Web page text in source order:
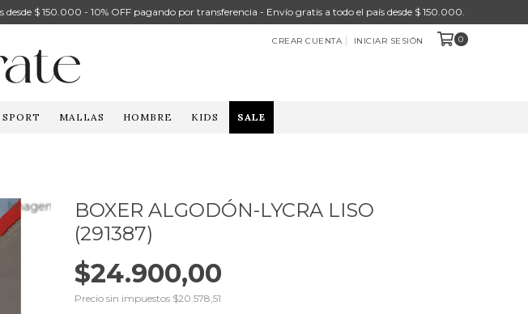
$ 150.000 - 10% OFF pagando por transferencia - Envío gratis a todo el país desde $ 150.000.
CREAR CUENTA INICIAR SESIÓN 0
SPORT MALLAS HOMBRE KIDS SALE
BOXER ALGODÓN-LYCRA LISO
(291387)
$24.900,00
Precio sin impuestos $20.578,51